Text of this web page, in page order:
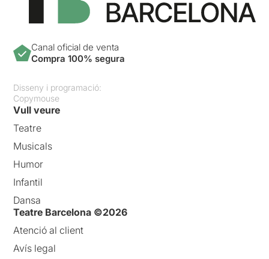
Canal oficial de venta
Compra 100% segura
Disseny i programació:
Copymouse
Vull veure
Teatre
Musicals
Humor
Infantil
Dansa
Teatre Barcelona ©2026
Atenció al client
Avís legal